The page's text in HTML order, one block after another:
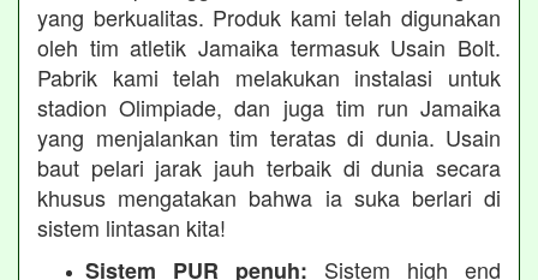
yang berkualitas. Produk kami telah digunakan
oleh tim atletik Jamaika termasuk Usain Bolt.
Pabrik kami telah melakukan instalasi untuk
stadion Olimpiade, dan juga tim run Jamaika
yang menjalankan tim teratas di dunia. Usain
baut pelari jarak jauh terbaik di dunia secara
khusus mengatakan bahwa ia suka berlari di
sistem lintasan kita!
Sistem PUR penuh: Sistem high end